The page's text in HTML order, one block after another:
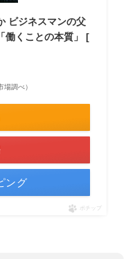
ビジネスマンの父
働くことの本質」 [
調べ）
ング
ポチップ